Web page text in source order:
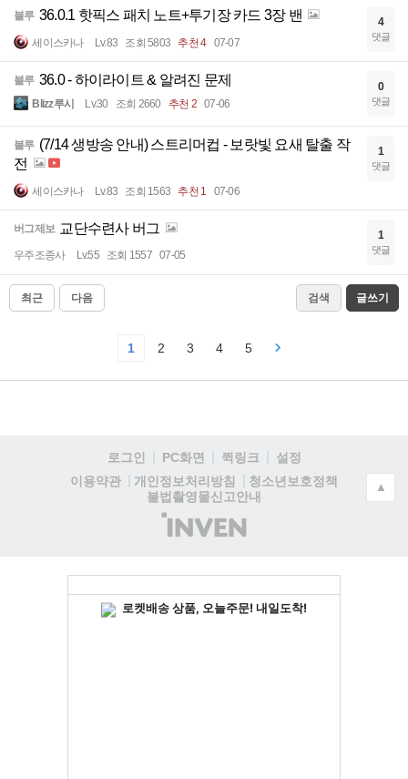
블루 36.0.1 핫픽스 패치 노트+투기장 카드 3장 밴
세이스카나 Lv.83 조회 5803 추천 4 07-07
4
댓글
블루 36.0 - 하이라이트 & 알려진 문제
Blizz루시 Lv.30 조회 2660 추천 2 07-06
0
댓글
블루 (7/14 생방송 안내) 스트리머컵 - 보랏빛 요새 탈출 작
전
세이스카나 Lv.83 조회 1563 추천 1 07-06
1
댓글
버그제보 교단수련사 버그
우주조종사 Lv.55 조회 1557 07-05
1
댓글
최근 다음 검색 글쓰기
1 2 3 4 5
로그인 PC화면 퀵링크
설정
이용약관
개인정보처리방침
청소년보호정책
불법촬영물신고안내
(주)
인
▲